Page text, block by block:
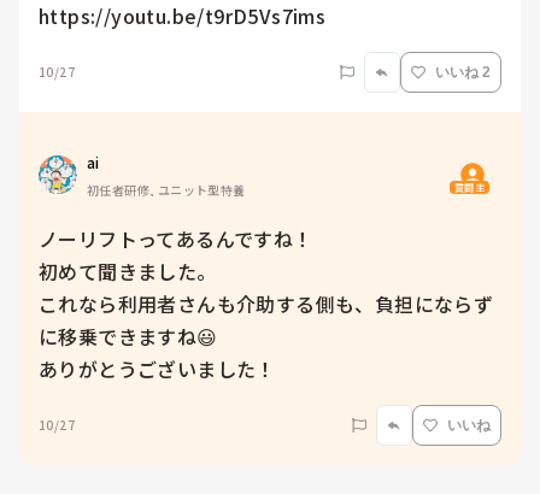
https://youtu.be/t9rD5Vs7ims
10/27 いいね 2
ai
初任者研修, ユニット型特養 質問主
ノーリフトってあるんですね！
初めて聞きました。
これなら利用者さんも介助する側も、負担にならず
に移乗できますね😃
ありがとうございました！
10/27 いいね